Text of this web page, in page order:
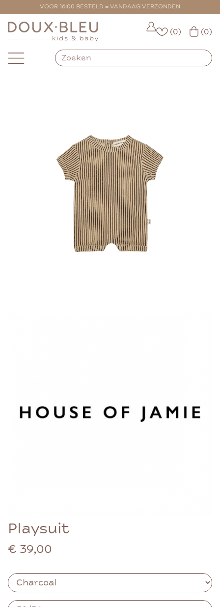
VOOR 16:00 BESTELD = VANDAAG VERZONDEN
(0) (0)
Playsuit
€ 39,00